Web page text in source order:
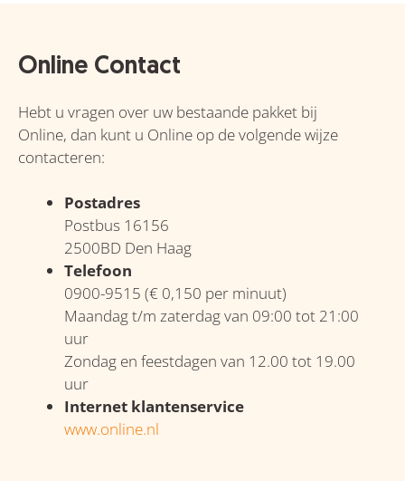
Online Contact
Hebt u vragen over uw bestaande pakket bij
Online, dan kunt u Online op de volgende wijze
contacteren:
Postadres
Postbus 16156
2500BD Den Haag
Telefoon
0900-9515 (€ 0,150 per minuut)
Maandag t/m zaterdag van 09:00 tot 21:00
uur
Zondag en feestdagen van 12.00 tot 19.00
uur
Internet klantenservice
www.online.nl